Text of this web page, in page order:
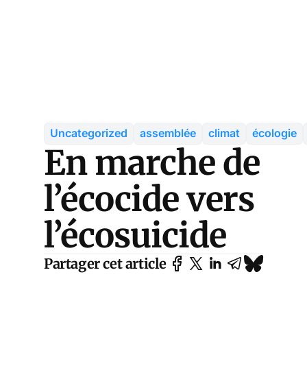
Uncategorized assemblée climat écologie
En marche de
l’écocide vers
l’écosuicide
Partager cet article